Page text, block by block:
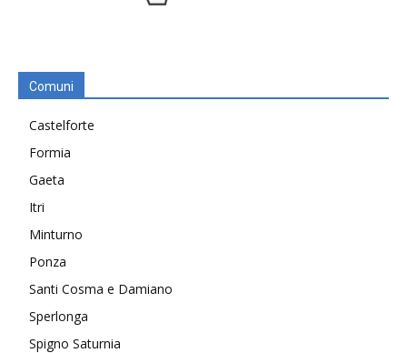
Comuni
Castelforte
Formia
Gaeta
Itri
Minturno
Ponza
Santi Cosma e Damiano
Sperlonga
Spigno Saturnia